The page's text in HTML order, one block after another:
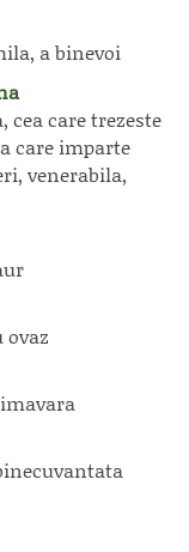
a binevoi
cea care trezeste
care imparte
venerabila,
ovaz